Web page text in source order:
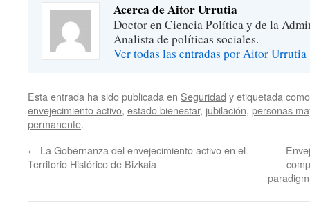
Acerca de Aitor Urrutia
Doctor en Ciencia Política y de la
Analista de políticas sociales.
Ver todas las entradas por Aitor Urrutia
Esta entrada ha sido publicada en Seguridad y etiquetada
envejecimiento activo, estado bienestar, jubilación, personas
permanente.
← La Gobernanza del envejecimiento activo en el
Territorio Histórico de Bizkaia